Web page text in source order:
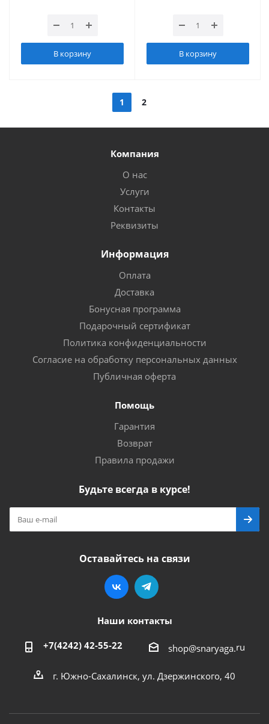
В корзину В корзину
1 2
Компания
О нас
Услуги
Контакты
Реквизиты
Информация
Оплата
Доставка
Бонусная программа
Подарочный сертификат
Политика конфиденциальности
Согласие на обработку персональных данных
Публичная оферта
Помощь
Гарантия
Возврат
Правила продажи
Будьте всегда в курсе!
Оставайтесь на связи
Наши контакты
+7(4242) 42-55-22 shop@snaryaga.ru
г. Южно-Сахалинск, ул. Дзержинского, 40